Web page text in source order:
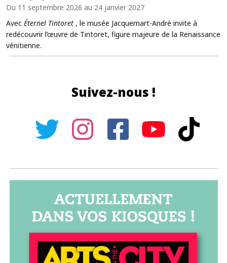
Du 11 septembre 2026 au 24 janvier 2027
Avec Éternel Tintoret , le musée Jacquemart-André invite à
redécouvrir l’œuvre de Tintoret, figure majeure de la Renaissance
vénitienne.
Suivez-nous !